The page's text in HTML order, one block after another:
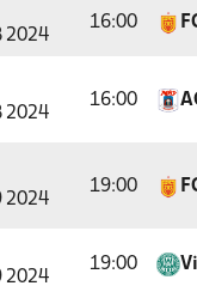
2024
16:00
2024
16:00
2024
19:00
2024
19:00